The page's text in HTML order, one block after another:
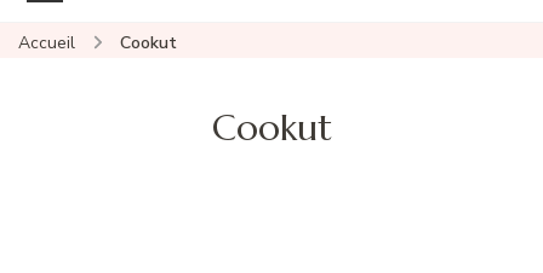
Accueil Cookut
Cookut